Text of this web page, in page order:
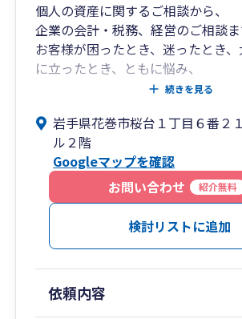
個人の資産に関するご相談から、
企業の会計・税務、経営のご相談
お客様が困ったとき、迷ったとき
に立ったとき、ともに悩み、
親身に考え、時には立ち止まりなが
私たち「税理士法人キーファス」は
であるために、
税務会計のプロフェッショナルとし
ービスを提供致します。
続きを見る
岩手県花巻市桜台１丁目６番２
ル２階
Googleマップを確認
お問い合わせ
紹介無料
検討リストに追加
依頼内容